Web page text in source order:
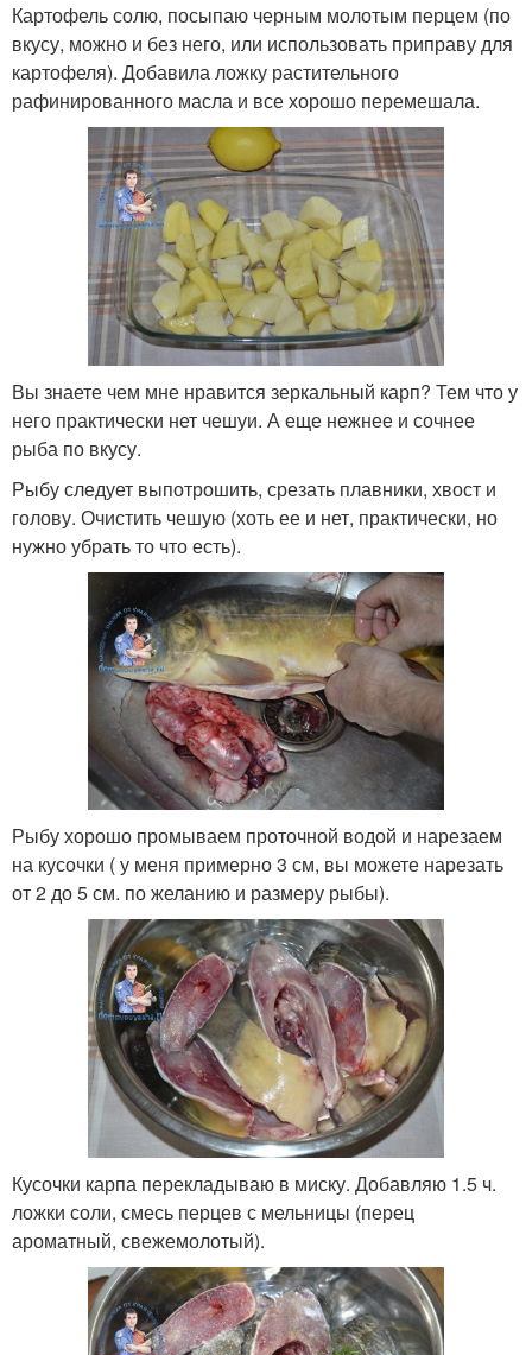
Картофель солю, посыпаю черным молотым перцем (по
вкусу, можно и без него, или использовать приправу для
картофеля). Добавила ложку растительного
рафинированного масла и все хорошо перемешала.
Вы знаете чем мне нравится зеркальный карп? Тем что у
него практически нет чешуи. А еще нежнее и сочнее
рыба по вкусу.
Рыбу следует выпотрошить, срезать плавники, хвост и
голову. Очистить чешую (хоть ее и нет, практически, но
нужно убрать то что есть).
Рыбу хорошо промываем проточной водой и нарезаем
на кусочки ( у меня примерно 3 см, вы можете нарезать
от 2 до 5 см. по желанию и размеру рыбы).
Кусочки карпа перекладываю в миску. Добавляю 1.5 ч.
ложки соли, смесь перцев с мельницы (перец
ароматный, свежемолотый).